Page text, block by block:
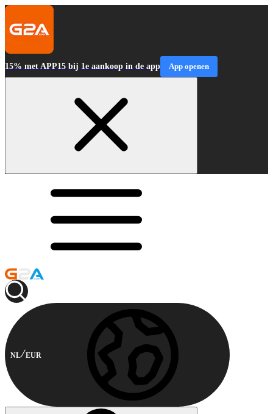
15% met APP15 bij 1e aankoop in de app App openen
NL EUR